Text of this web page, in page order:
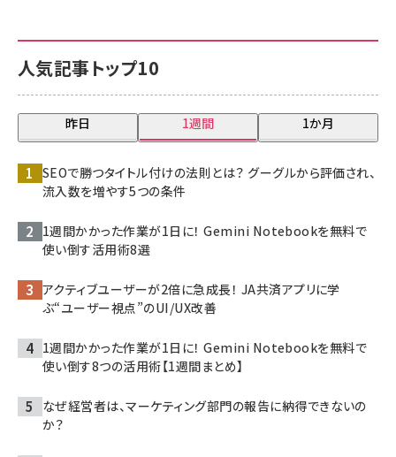
人気記事トップ10
昨日 1週間 1か月
SEOで勝つタイトル付けの法則とは？ グーグルから評価され、
流入数を増やす5つの条件
1週間かかった作業が1日に！ Gemini Notebookを無料で
使い倒す活用術8選
アクティブユーザーが2倍に急成長！ JA共済アプリに学
ぶ“ユーザー視点”のUI/UX改善
1週間かかった作業が1日に！ Gemini Notebookを無料で
使い倒す8つの活用術【1週間まとめ】
なぜ経営者は、マーケティング部門の報告に納得できないの
か？